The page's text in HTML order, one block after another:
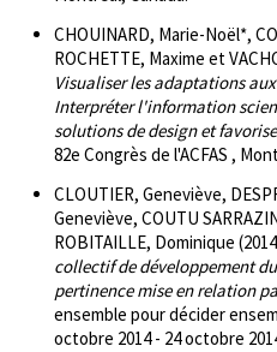
CHOUINARD, Marie-Noël*,
ROCHETTE, Maxime et
Visualiser les adaptations
Interpréter l'information
solutions de design et
82e Congrès de l'ACFAS ,
CLOUTIER, Geneviève,
Geneviève, COUTU
ROBITAILLE, Dominique
collectif de développement
pertinence mise en relation
ensemble pour décider
octobre 2014 - 24 octobre